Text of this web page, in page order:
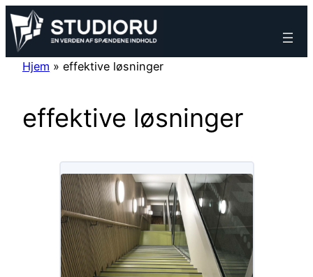
Spring
til
indhold
Hjem » effektive løsninger
effektive løsninger